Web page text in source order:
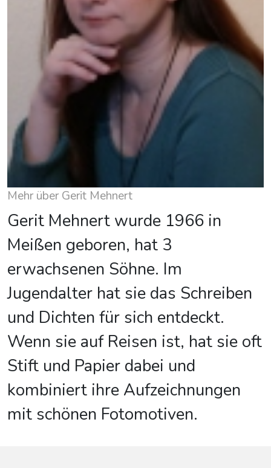
Mehr über Gerit Mehnert
Gerit Mehnert wurde 1966 in
Meißen geboren, hat 3
erwachsenen Söhne. Im
Jugendalter hat sie das Schreiben
und Dichten für sich entdeckt.
Wenn sie auf Reisen ist, hat sie oft
Stift und Papier dabei und
kombiniert ihre Aufzeichnungen
mit schönen Fotomotiven.